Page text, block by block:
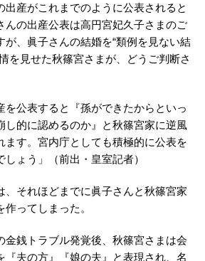
出産がこれまでのように公表されると
んの出産公表は高円宮妃久子さまのご
が、眞子さんの結婚を“類例を見ない結
を見せた秋篠宮さまが、どうご判断さ
を公表すると『孫ができたからといっ
し的に認めるのか』と秋篠宮家に逆風
ます。宮内庁としても積極的に公表を
ょう」（前出・皇室記者）
、それほどまでに眞子さんと秋篠宮家
ってしまった。
金銭トラブル発覚後、秋篠宮さまは会
『夫の方』『娘の夫』と表現され、名